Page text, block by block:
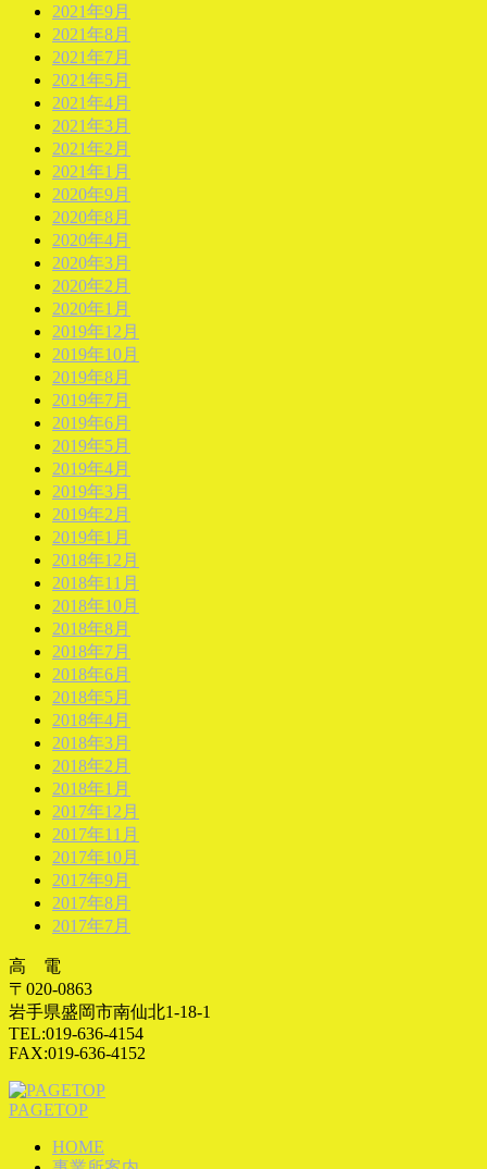
2021年9月
2021年8月
2021年7月
2021年5月
2021年4月
2021年3月
2021年2月
2021年1月
2020年9月
2020年8月
2020年4月
2020年3月
2020年2月
2020年1月
2019年12月
2019年10月
2019年8月
2019年7月
2019年6月
2019年5月
2019年4月
2019年3月
2019年2月
2019年1月
2018年12月
2018年11月
2018年10月
2018年8月
2018年7月
2018年6月
2018年5月
2018年4月
2018年3月
2018年2月
2018年1月
2017年12月
2017年11月
2017年10月
2017年9月
2017年8月
2017年7月
高 電
〒020-0863
岩手県盛岡市南仙北1-18-1
TEL:019-636-4154
FAX:019-636-4152
PAGETOP
HOME